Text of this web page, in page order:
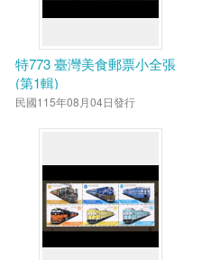
特773 臺灣美食郵票小全張
(第1輯)
民國115年08月04日發行